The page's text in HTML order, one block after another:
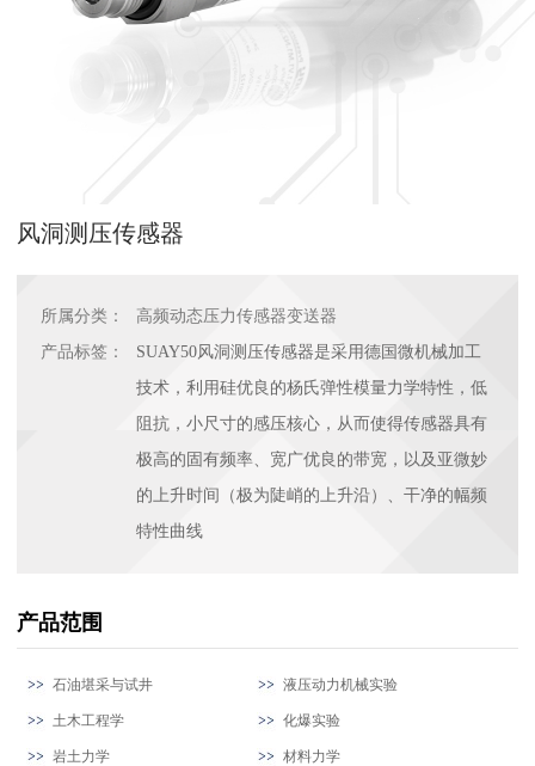
风洞测压传感器
所属分类：
高频动态压力传感器变送器
产品标签：
SUAY50风洞测压传感器是采用德国微机械加工
技术，利用硅优良的杨氏弹性模量力学特性，低
阻抗，小尺寸的感压核心，从而使得传感器具有
极高的固有频率、宽广优良的带宽，以及亚微妙
的上升时间（极为陡峭的上升沿）、干净的幅频
特性曲线
产品范围
石油堪采与试井 液压动力机械实验
土木工程学 化爆实验
岩土力学 材料力学